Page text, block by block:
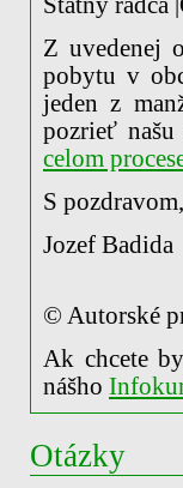
Z uvedenej
pobytu v
jeden z
pozrieť
celom
S pozdravom,
Jozef Badida
© Autorské
Ak chcete
nášho
Otázky